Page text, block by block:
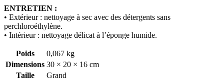
ENTRETIEN :
• Extérieur : nettoyage à sec avec des détergents sans
perchloroéthylène.
• Intérieur : nettoyage délicat à l’éponge humide.
Poids
0,067 kg
Dimensions 30 × 20 × 16 cm
Taille
Grand